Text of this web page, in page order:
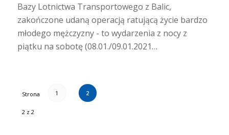
Bazy Lotnictwa Transportowego z Balic,
zakończone udaną operacją ratującą życie bardzo
młodego mężczyzny - to wydarzenia z nocy z
piątku na sobotę (08.01./09.01.2021…
Strona
2 z 2
1 2